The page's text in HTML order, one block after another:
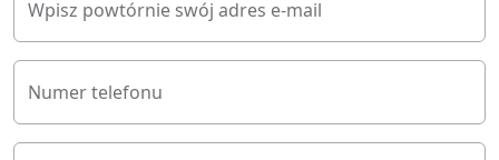
Wpisz powtórnie swój adres e-mail
Numer telefonu